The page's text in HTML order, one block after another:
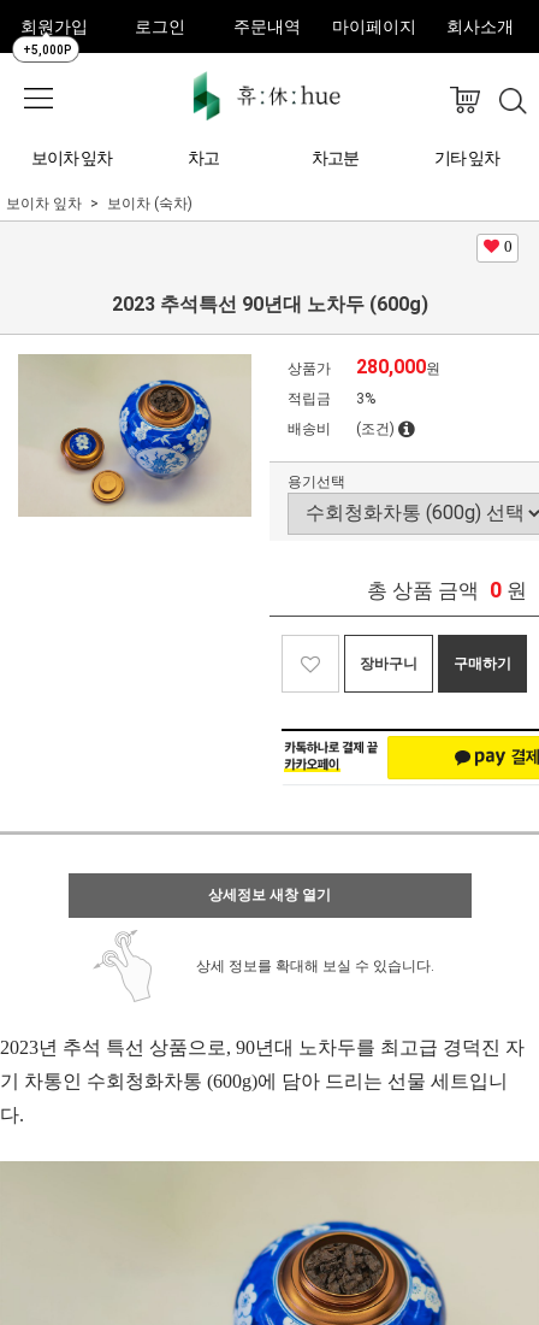
회원가입
+5,000P
로그인 주문내역 마이페이지 회사소개
보이차 잎차 차고 차고분 기타 잎차
보이차 잎차 보이차 (숙차)
0
2023 추석특선 90년대 노차두 (600g)
상품가 280,000원
적립금
3%
배송비
(조건)
용기선택
총 상품 금액 0 원
장바구니 구매하기
상세정보 새창 열기
상세 정보를 확대해 보실 수 있습니다.
2023년 추석 특선 상품으로, 90년대 노차두를 최고급 경덕진 자
기 차통인 수회청화차통 (600g)에 담아 드리는 선물 세트입니
다.